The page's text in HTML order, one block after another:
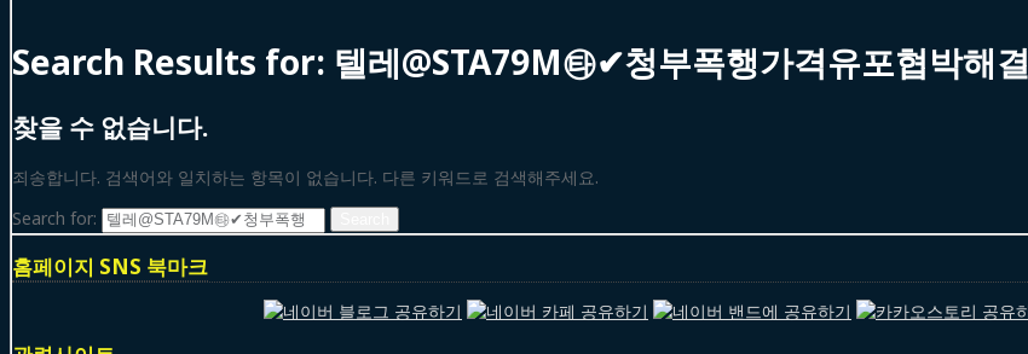
Search Results for: 텔레@STA79M㉹✔청부폭행가격유포협박해결
찾을 수 없습니다.
죄송합니다. 검색어와 일치하는 항목이 없습니다. 다른 키워드로 검색해주세요.
Search for:
홈페이지 SNS 북마크